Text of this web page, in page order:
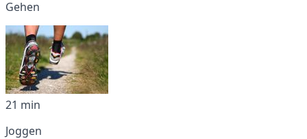
Gehen
21 min
Joggen